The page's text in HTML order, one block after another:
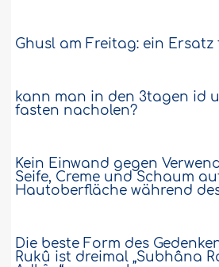
Ghusl am Freitag: ein Ersatz
kann man in den 3tagen id
fasten nacholen?
Kein Einwand gegen
Seife, Creme und Schaum
Hautoberfläche während
Die beste Form des
Rukû ist dreimal „Subhâna